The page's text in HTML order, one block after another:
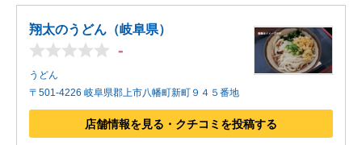
翔太のうどん（岐阜県）
-
うどん
〒501-4226 岐阜県郡上市八幡町新町９４５番地
店舗情報を見る・クチコミを投稿する